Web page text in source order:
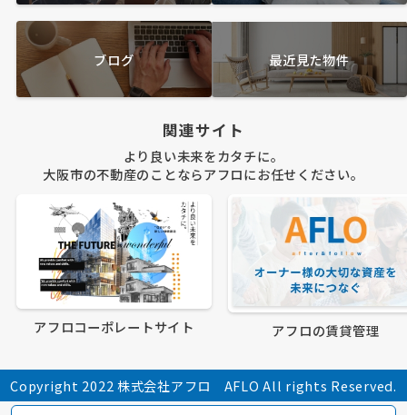
ブログ 最近見た物件
関連サイト
より良い未来をカタチに。
大阪市の不動産のことならアフロにお任せください。
アフロコーポレートサイト アフロの賃貸管理
Copyright 2022 株式会社アフロ AFLO All rights Reserved.